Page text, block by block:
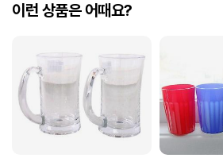
이런 상품은 어때요?